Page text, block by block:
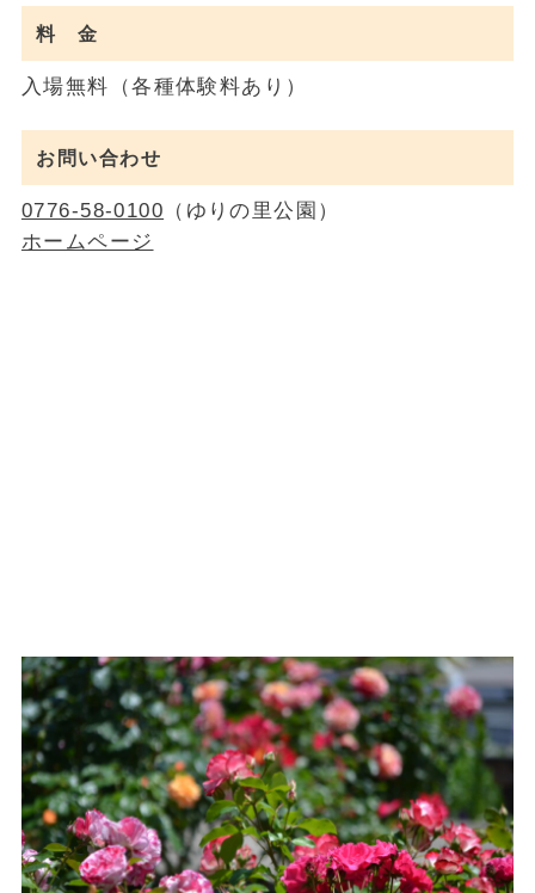
料 金
入場無料（各種体験料あり）
お問い合わせ
0776-58-0100 （ゆりの里公園）
ホームページ